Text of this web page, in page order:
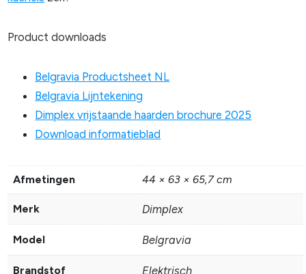
Product downloads
Belgravia Productsheet NL
Belgravia Lijntekening
Dimplex vrijstaande haarden brochure 2025
Download informatieblad
Afmetingen 44 × 63 × 65,7 cm
Merk Dimplex
Model Belgravia
Brandstof Elektrisch